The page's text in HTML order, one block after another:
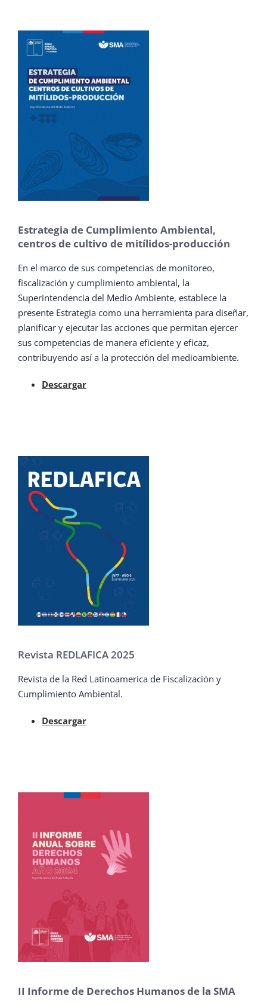
Estrategia de Cumplimiento Ambiental,
centros de cultivo de mitílidos-producción
En el marco de sus competencias de monitoreo,
fiscalización y cumplimiento ambiental, la
Superintendencia del Medio Ambiente, establece la
presente Estrategia como una herramienta para diseñar,
planificar y ejecutar las acciones que permitan ejercer
sus competencias de manera eficiente y eficaz,
contribuyendo así a la protección del medioambiente.
Descargar
Revista REDLAFICA 2025
Revista de la Red Latinoamerica de Fiscalización y
Cumplimiento Ambiental.
Descargar
II Informe de Derechos Humanos de la SMA